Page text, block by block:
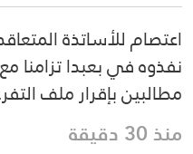
اعتصام للأساتذة
نفذوه في بعبدا تزامنا
مطالبين بإقرار ملف
منذ 30 دقيقة